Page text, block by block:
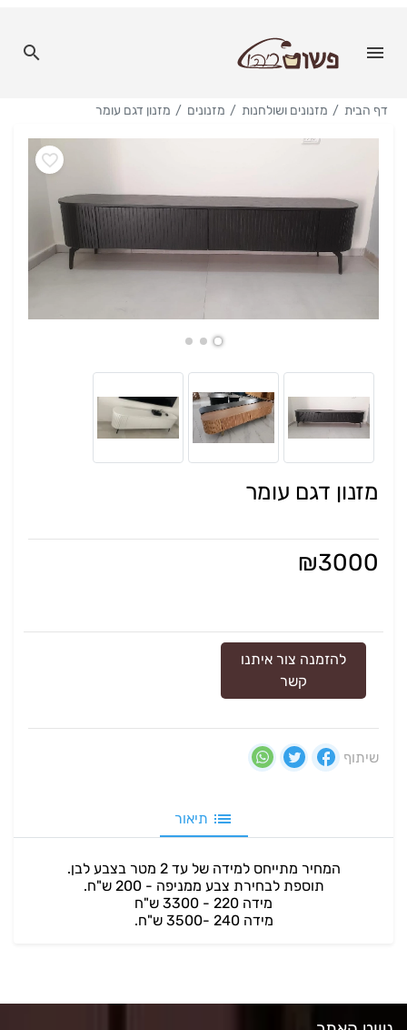
דף הבית מזנונים ושולחנות מזנונים מזנון דגם עומר
מזנון דגם עומר
₪3000
להזמנה צור איתנו
קשר
שיתוף
תיאור
המחיר מתייחס למידה של עד 2 מטר בצבע לבן.
תוספת לבחירת צבע ממניפה - 200 ש"ח.
מידה 220 - 3300 ש"ח
מידה 240 -3500 ש"ח.